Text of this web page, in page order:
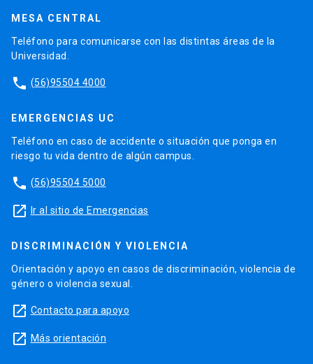
MESA CENTRAL
Teléfono para comunicarse con las distintas áreas de la
Universidad.
phone (56)95504 4000
EMERGENCIAS UC
Teléfono en caso de accidente o situación que ponga en
riesgo tu vida dentro de algún campus.
phone (56)95504 5000
launch Ir al sitio de Emergencias
DISCRIMINACIÓN Y VIOLENCIA
Orientación y apoyo en casos de discriminación, violencia de
género o violencia sexual.
launch Contacto para apoyo
launch Más orientación